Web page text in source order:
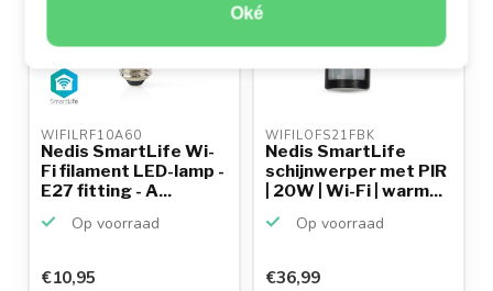
Oké
WIFILRF10A60
Nedis SmartLife Wi-
Fi filament LED-lamp -
E27 fitting - A...
Op voorraad
€10,95
WIFILOFS21FBK
Nedis SmartLife
schijnwerper met PIR
| 20W | Wi-Fi | warm...
Op voorraad
€36,99